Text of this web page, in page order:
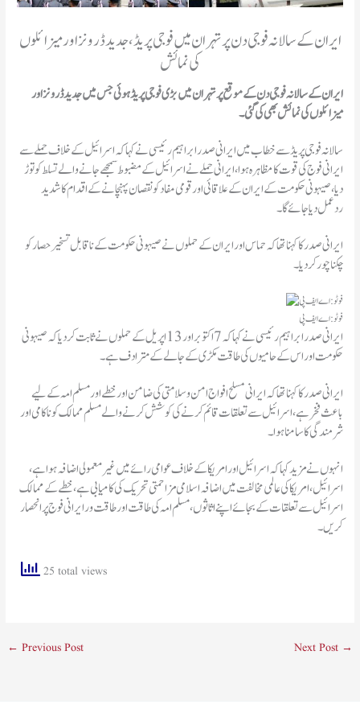
ایران کے سالانہ فوجی دن پر تہران میں فوجی پریڈ ، جدید ڈرونز اور میزائلوں
کی نمائش
ایران کے سالانہ فوجی دن کے موقع پر تہران میں بڑی فوجی پریڈ ہوئی جس میں جدید ڈرونز اور
میزائلوں کی نمائش بھی کی گئی۔
سالانہ فوجی پریڈ سے خطاب میں ایرانی صدر ابراہیم رئیسی نے کہا کہ اسرائیل کے خلاف حملے سے
ایرانی فوج کی قوت کا مظاہرہ ہوا، ایرانی حملے نے اسرائیل کے مضبوط سمجھے جانے والے تسلط کو توڑ
دیا، صیہونی حکومت کے ایران کے علاقائی اور قومی مفاد کو نقصان پہنچانے کے اقدام کا شدید
ردعمل دیا جائے گا۔
ایرانی صدر کا کہنا تھا کہ حماس اور ایران کے حملوں نے صیہونی حکومت کے ناقابل تسخیر حصار کو
چکنا چور کردیا۔
فوٹو: اے ایف پی
ایرانی صدر ابراہیم رئیسی نے کہا کہ7 اکتوبر اور 13 اپریل کے حملوں نے ثابت کردیا کہ صیہونی
حکومت اور اس کے حامیوں کی طاقت مکڑی کے جالے کے مترادف ہے۔
ایرانی صدر کا کہنا تھا کہ ایرانی مسلح افواج امن و سلامتی کی ضامن اور خطے اور مسلم امہ کے لیے
باعث فخر ہے، اسرائیل سے تعلقات قائم کرنے کی کوشش کرنے والے مسلم ممالک کو ناکامی اور
شرمندگی کا سامنا ہوا۔
انہوں نے مزید کہا کہ اسرائیل اور امریکا کے خلاف عوامی رائے میں غیرمعمولی اضافہ ہوا ہے،
اسرائیل، امریکا کی عالمی مخالفت میں اضافہ اسلامی مزاحمتی تحریک کی کامیابی ہے،خطے کے ممالک
اسرائیل سے تعلقات کے بجائے اپنے اثاثوں،مسلم امہ کی طاقت اور طاقت ور ایرانی فوج پر انحصار
کریں۔
25 total views
← Previous Post Next Post →